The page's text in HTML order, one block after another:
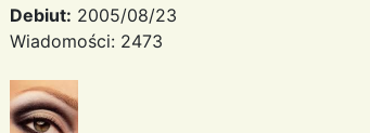
Debiut: 2005/08/23
Wiadomości: 2473